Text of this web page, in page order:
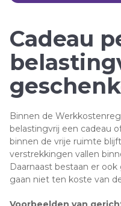
Cadeau
Binnen de
belastingvrij een cadeau
binnen de vrije ruimte
verstrekkingen vallen
Daarnaast bestaan er
gaan niet ten koste van